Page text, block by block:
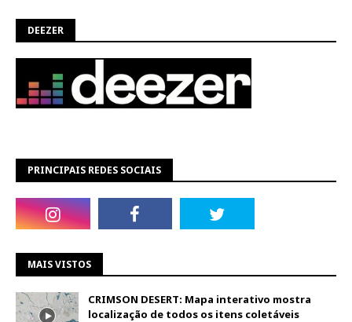
DEEZER
PRINCIPAIS REDES SOCIAIS
MAIS VISTOS
CRIMSON DESERT: Mapa interativo mostra
localização de todos os itens coletáveis